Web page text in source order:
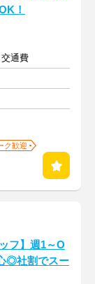
！
通費
ク歓迎
フ】週1～O
◎社割でスー